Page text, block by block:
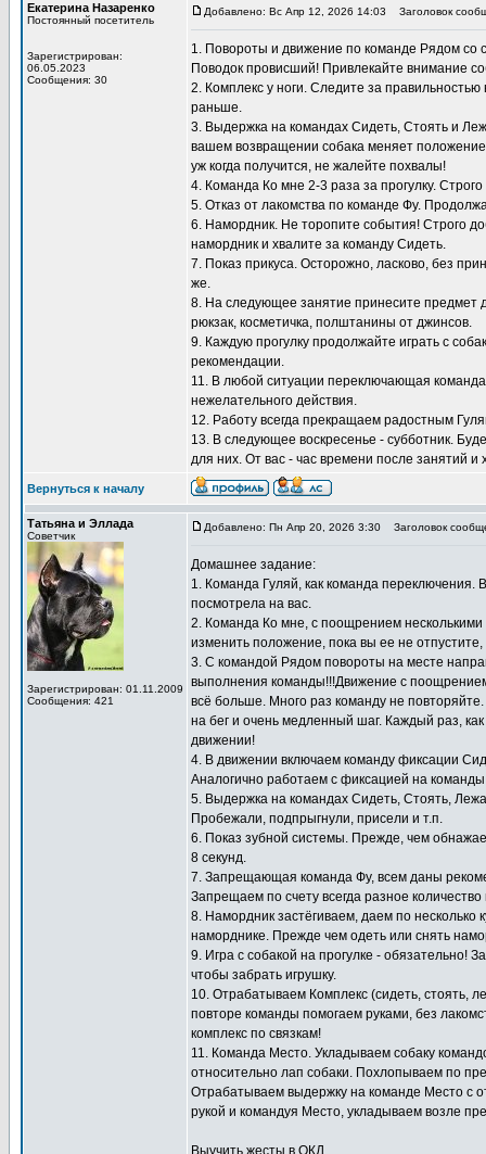
Екатерина Назаренко
Постоянный посетитель
Зарегистрирован:
06.05.2023
Сообщения: 30
Добавлено: Вс Апр 12, 2026 14:03 Заголовок
1. Повороты и движение по команде Рядом со
Поводок провисший! Привлекайте внимание
2. Комплекс у ноги. Следите за
раньше.
3. Выдержка на командах Сидеть, Стоять и
вашем возвращении собака меняет
уж когда получится, не жалейте похвалы!
4. Команда Ко мне 2-3 раза за прогулку.
5. Отказ от лакомства по команде Фу.
6. Намордник. Не торопите события! Строго
намордник и хвалите за команду Сидеть.
7. Показ прикуса. Осторожно, ласково, без
же.
8. На следующее занятие принесите предмет
рюкзак, косметичка, полштанины от джинсов.
9. Каждую прогулку продолжайте играть с
рекомендации.
11. В любой ситуации переключающая
нежелательного действия.
12. Работу всегда прекращаем радостным
13. В следующее воскресенье - субботник.
для них. От вас - час времени после занятий
Вернуться к началу
Татьяна и Эллада
Советчик
Зарегистрирован: 01.11.2009
Сообщения: 421
Добавлено: Пн Апр 20, 2026 3:30 Заголовок
Домашнее задание:
1. Команда Гуляй, как команда переключения.
посмотрела на вас.
2. Команда Ко мне, с поощрением несколькими
изменить положение, пока вы ее не
3. С командой Рядом повороты на месте
выполнения команды!!!Движение с
всё больше. Много раз команду не
на бег и очень медленный шаг. Каждый раз,
движении!
4. В движении включаем команду фиксации
Аналогично работаем с фиксацией на
5. Выдержка на командах Сидеть, Стоять,
Пробежали, подпрыгнули, присели и т.п.
6. Показ зубной системы. Прежде, чем
8 секунд.
7. Запрещающая команда Фу, всем даны
Запрещаем по счету всегда разное
8. Намордник застёгиваем, даем по несколько
наморднике. Прежде чем одеть или снять
9. Игра с собакой на прогулке - обязательно!
чтобы забрать игрушку.
10. Отрабатываем Комплекс (сидеть, стоять,
повторе команды помогаем руками, без
комплекс по связкам!
11. Команда Место. Укладываем собаку
относительно лап собаки. Похлопываем по
Отрабатываем выдержку на команде Место с
рукой и командуя Место, укладываем возле
Выучить жесты в ОКД